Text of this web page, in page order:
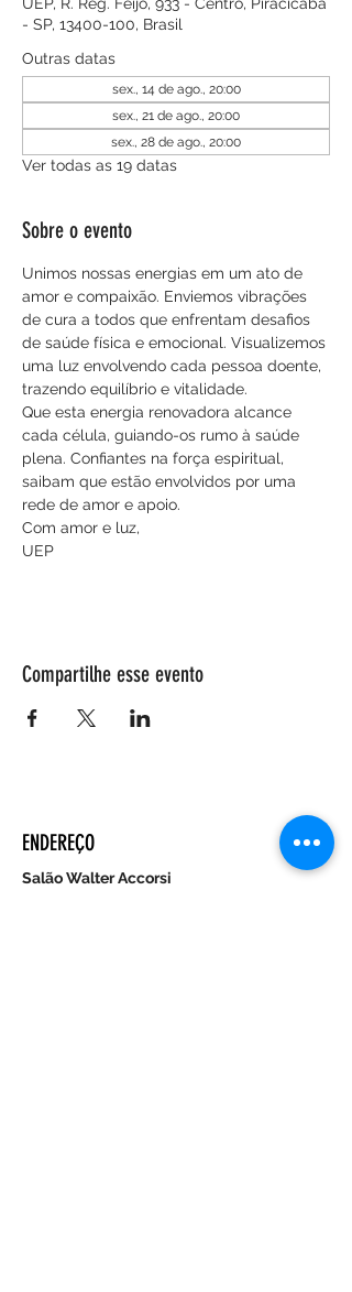
- SP, 13400-100, Brasil
Outras datas
sex., 14 de ago., 20:00
sex., 21 de ago., 20:00
sex., 28 de ago., 20:00
Ver todas as 19 datas
Sobre o evento
Unimos nossas energias em um ato de
amor e compaixão. Enviemos vibrações
de cura a todos que enfrentam desafios
de saúde física e emocional. Visualizemos
uma luz envolvendo cada pessoa doente,
trazendo equilíbrio e vitalidade.
Que esta energia renovadora alcance
cada célula, guiando-os rumo à saúde
plena. Confiantes na força espiritual,
saibam que estão envolvidos por uma
rede de amor e apoio.
Com amor e luz,
UEP
Compartilhe esse evento
ENDEREÇO
Salão Walter Accorsi